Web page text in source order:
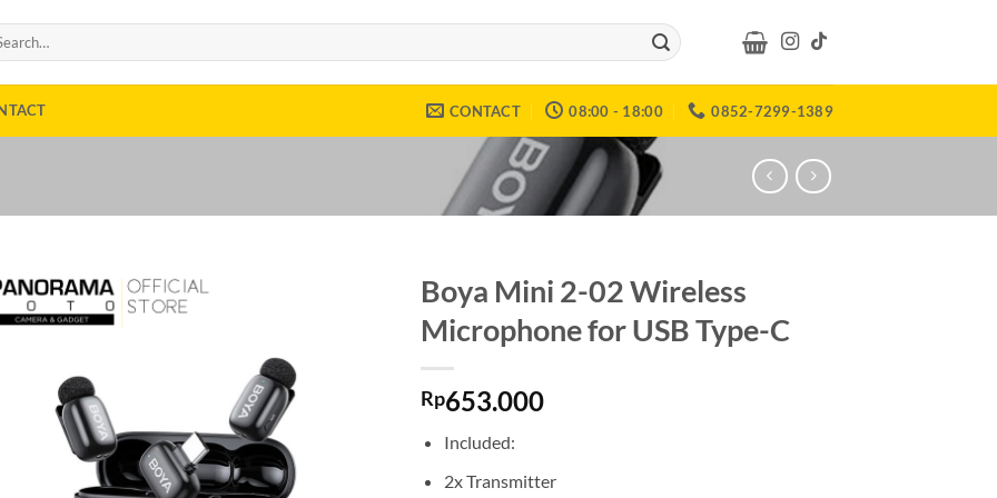
CONTACT 08:00 - 18:00 0852-7299-1389
Boya Mini 2-02 Wireless
Microphone for USB Type-C
Rp653.000
Included:
2x Transmitter